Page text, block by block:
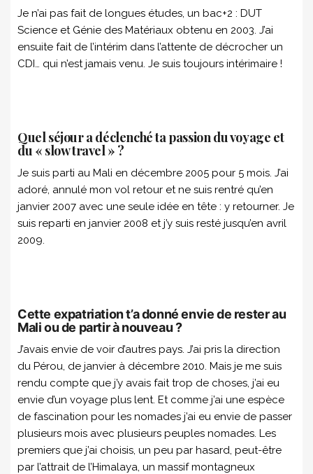
Je n’ai pas fait de longues études, un bac+2 : DUT
Science et Génie des Matériaux obtenu en 2003. J’ai
ensuite fait de l’intérim dans l’attente de décrocher un
CDI… qui n’est jamais venu. Je suis toujours intérimaire !
Quel séjour a déclenché ta passion du voyage et
du « slow travel » ?
Je suis parti au Mali en décembre 2005 pour 5 mois. J’ai
adoré, annulé mon vol retour et ne suis rentré qu’en
janvier 2007 avec une seule idée en tête : y retourner. Je
suis reparti en janvier 2008 et j’y suis resté jusqu’en avril
2009.
Cette expatriation t’a donné envie de rester au
Mali ou de partir à nouveau ?
J’avais envie de voir d’autres pays. J’ai pris la direction
du Pérou, de janvier à décembre 2010. Mais je me suis
rendu compte que j’y avais fait trop de choses, j’ai eu
envie d’un voyage plus lent. Et comme j’ai une espèce
de fascination pour les nomades j’ai eu envie de passer
plusieurs mois avec plusieurs peuples nomades. Les
premiers que j’ai choisis, un peu par hasard, peut-être
par l’attrait de l’Himalaya, un massif montagneux